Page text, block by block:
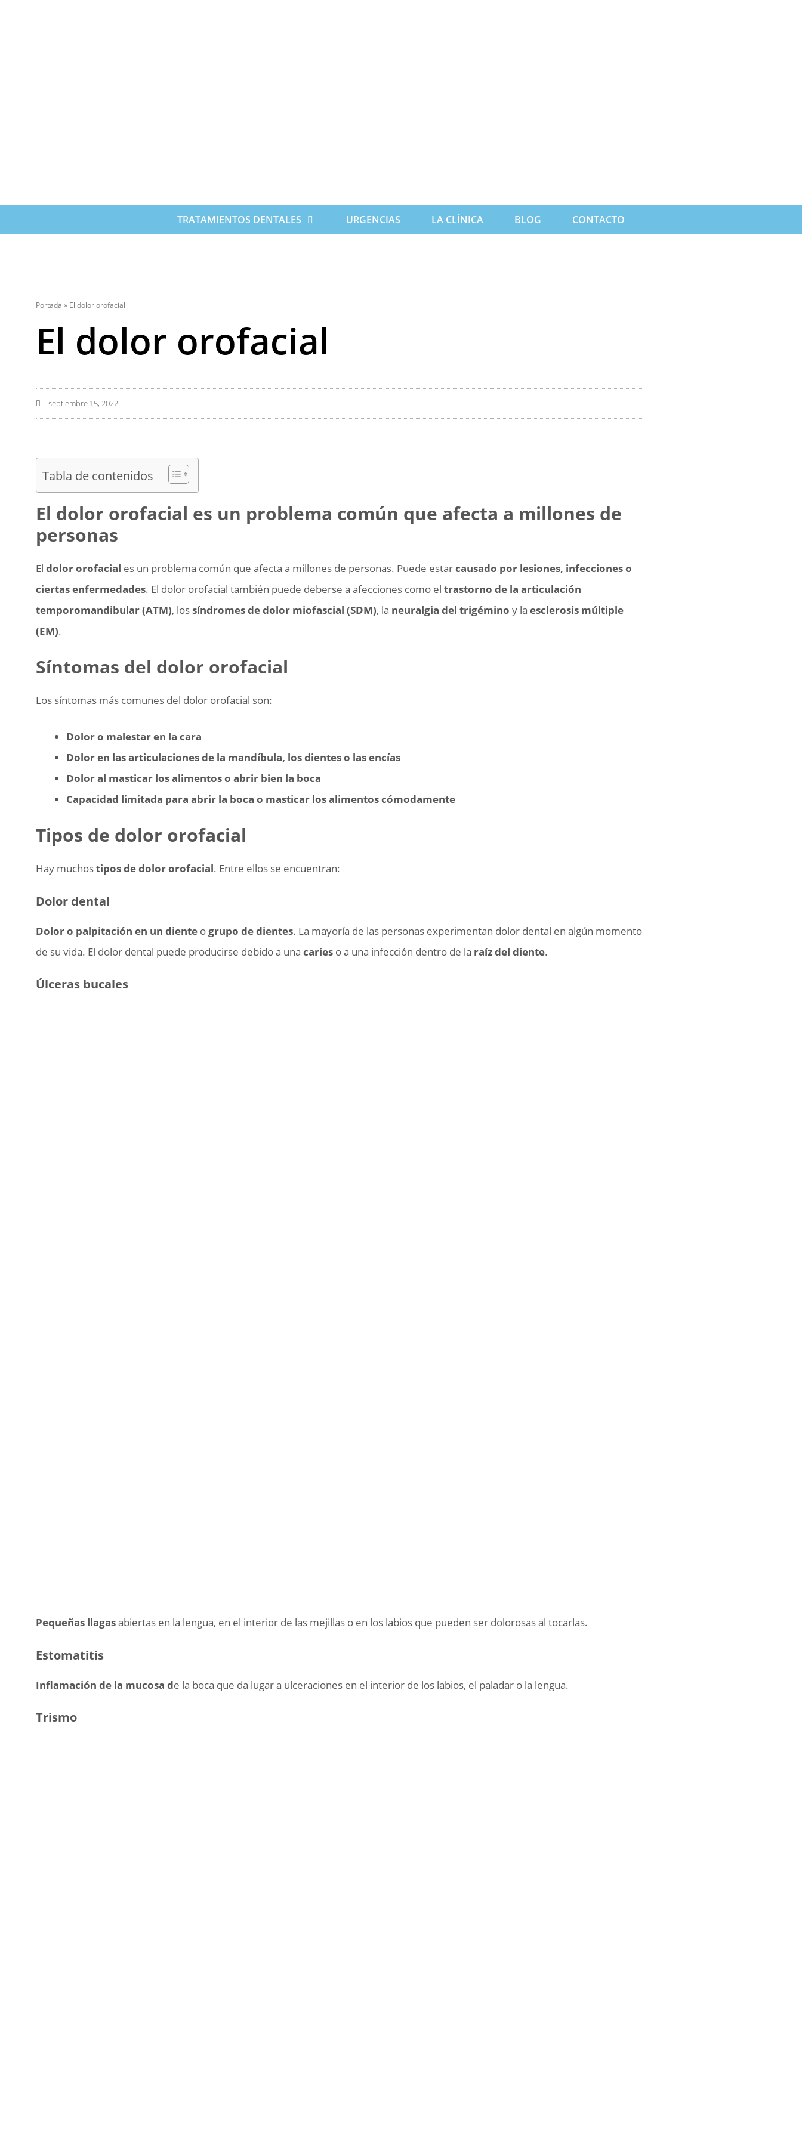
TRATAMIENTOS DENTALES URGENCIAS LA CLÍNICA BLOG CONTACTO
Portada » El dolor orofacial
El dolor orofacial
septiembre 15, 2022
Tabla de contenidos
El dolor orofacial es un problema común que afecta a millones de
personas
El dolor orofacial es un problema común que afecta a millones de personas. Puede estarcausado por lesiones, infecciones o
ciertas enfermedades. El dolor orofacial también puede deberse a afecciones como el trastorno de la articulación
temporomandibular (ATM), lossíndromes de dolor miofascial (SDM), la neuralgia del trigémino y la esclerosis múltiple
(EM).
Síntomas del dolor orofacial
Los síntomas más comunes del dolor orofacial son:
Dolor o malestar en la cara
Dolor en las articulaciones de la mandíbula, los dientes o las encías
Dolor al masticar los alimentos o abrir bien la boca
Capacidad limitada para abrir la boca o masticar los alimentos cómodamente
Tipos de dolor orofacial
Hay muchostipos de dolor orofacial. Entre ellos se encuentran:
Dolor dental
Dolor o palpitación en un diente ogrupo de dientes. La mayoría de las personas experimentan dolor dental en algún momento
de su vida. El dolor dental puede producirse debido a una caries o a una infección dentro de la raíz del diente.
Úlceras bucales
Pequeñas llagasabiertas en la lengua, en el interior de las mejillas o en los labios que pueden ser dolorosas al tocarlas.
Estomatitis
Inflamación de la mucosa de la boca que da lugar a ulceraciones en el interior de los labios, el paladar o la lengua.
Trismo